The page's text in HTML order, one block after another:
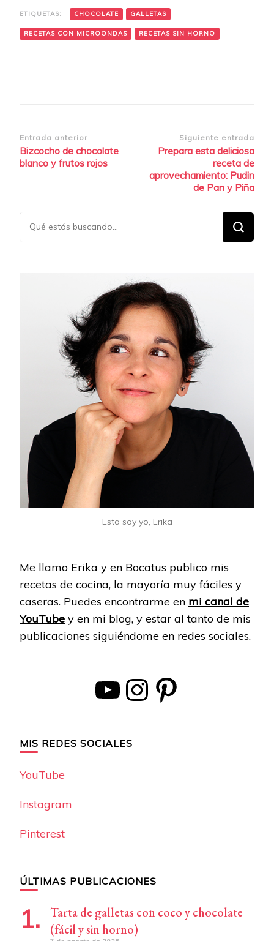
ETIQUETAS: CHOCOLATE GALLETAS
RECETAS CON MICROONDAS RECETAS SIN HORNO
Navegación
de
entradas
Entrada anterior
Bizcocho de chocolate
blanco y frutos rojos
Siguiente entrada
Prepara esta deliciosa
receta de
aprovechamiento: Pudin
de Pan y Piña
¿Buscas
algo?
Esta soy yo, Erika
Me llamo Erika y en Bocatus publico mis
recetas de cocina, la mayoría muy fáciles y
caseras. Puedes encontrarme en mi canal de
YouTube y en mi blog, y estar al tanto de mis
publicaciones siguiéndome en redes sociales.
YouTube Instagram Pinterest
MIS REDES SOCIALES
YouTube
Instagram
Pinterest
ÚLTIMAS PUBLICACIONES
Tarta de galletas con coco y chocolate
(fácil y sin horno)